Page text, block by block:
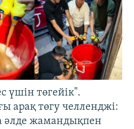
үшін төгейік".
арақ төгу челленджі:
жамандықпен